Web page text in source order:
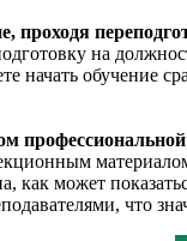
проходя
на
начать обучение
как может
что